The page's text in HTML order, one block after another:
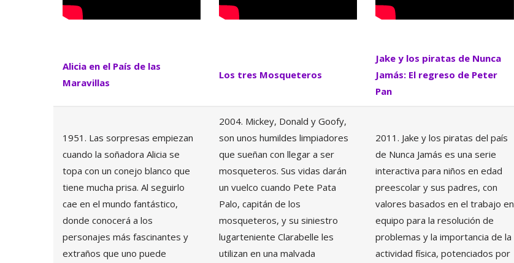
Alicia en el País de las
Maravillas
Los tres Mosqueteros
Jake y los piratas de Nunca
Jamás: El regreso de Peter
Pan
1951. Las sorpresas empiezan
cuando la soñadora Alicia se
topa con un conejo blanco que
tiene mucha prisa. Al seguirlo
cae en el mundo fantástico,
donde conocerá a los
personajes más fascinantes y
extraños que uno puede
2004. Mickey, Donald y Goofy,
son unos humildes limpiadores
que sueñan con llegar a ser
mosqueteros. Sus vidas darán
un vuelco cuando Pete Pata
Palo, capitán de los
mosqueteros, y su siniestro
lugarteniente Clarabelle les
utilizan en una malvada
2011. Jake y los piratas del país
de Nunca Jamás es una serie
interactiva para niños en edad
preescolar y sus padres, con
valores basados en el trabajo en
equipo para la resolución de
problemas y la importancia de la
actividad física, potenciados por